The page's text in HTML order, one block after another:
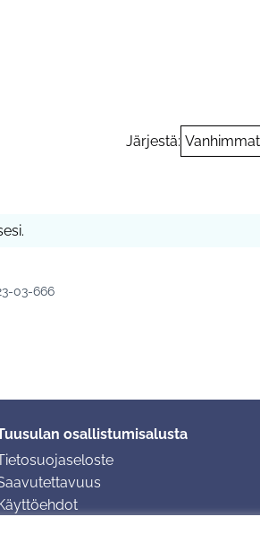
Järjestä: Vanhimmat
03-666
osallistumisalusta